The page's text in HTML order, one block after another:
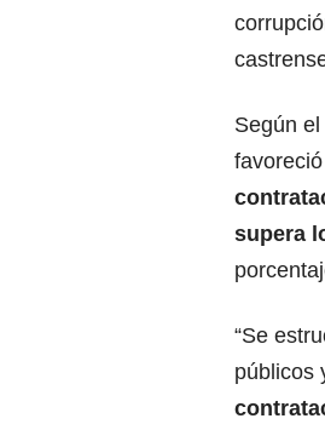
Según
supera
“Se
públicos